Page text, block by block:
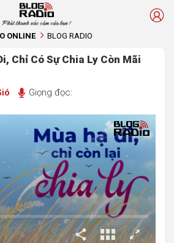
Phát thanh xúc cảm của bạn !
ONLINE BLOG RADIO
Chỉ Có Sự Chia Ly Còn Mãi
Giọng đọc: